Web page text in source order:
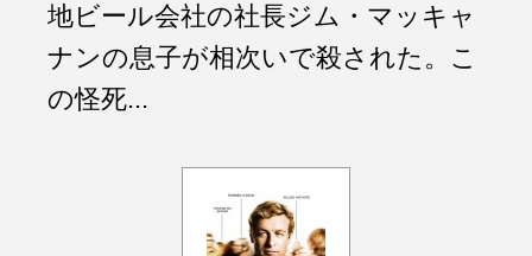
地ビール会社の社長ジム・マッキャ
ナンの息子が相次いで殺された。こ
の怪死...